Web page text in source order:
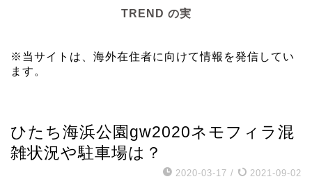
TREND の実
※当サイトは、海外在住者に向けて情報を発信してい
ます。
ひたち海浜公園gw2020ネモフィラ混
雑状況や駐車場は？
2020-03-17 / 2021-09-02